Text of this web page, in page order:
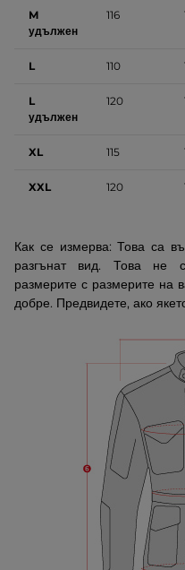
M
удължен
116
L 110
L
удължен
120
XL 115
XXL 120
Как се измерва: Това са
разгънат вид. Това не
размерите с размерите на
добре. Предвидете, ако